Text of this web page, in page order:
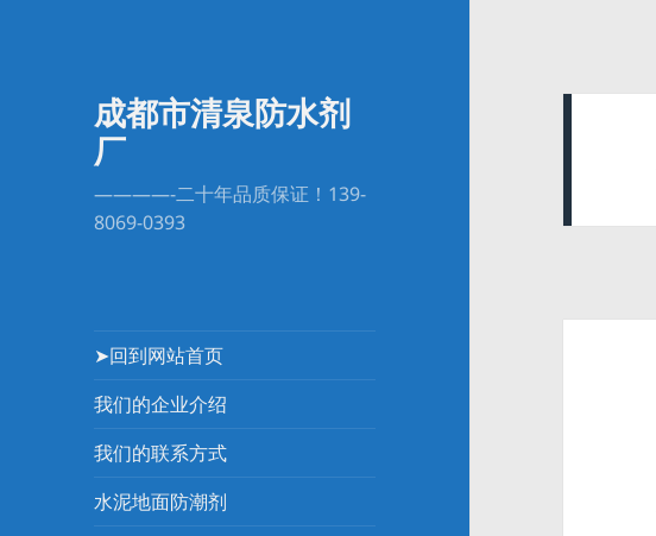
成都市清泉防水剂
厂
————-二十年品质保证！139-
8069-0393
➤回到网站首页
我们的企业介绍
我们的联系方式
水泥地面防潮剂